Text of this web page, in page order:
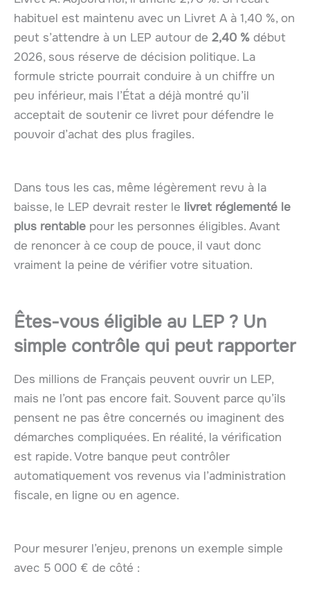
habituel est maintenu avec un Livret A à 1,40 %, on
peut s’attendre à un LEP autour de 2,40 % début
2026, sous réserve de décision politique. La
formule stricte pourrait conduire à un chiffre un
peu inférieur, mais l’État a déjà montré qu’il
acceptait de soutenir ce livret pour défendre le
pouvoir d’achat des plus fragiles.
Dans tous les cas, même légèrement revu à la
baisse, le LEP devrait rester le livret réglementé le
plus rentable pour les personnes éligibles. Avant
de renoncer à ce coup de pouce, il vaut donc
vraiment la peine de vérifier votre situation.
Êtes-vous éligible au LEP ? Un
simple contrôle qui peut rapporter
Des millions de Français peuvent ouvrir un LEP,
mais ne l’ont pas encore fait. Souvent parce qu’ils
pensent ne pas être concernés ou imaginent des
démarches compliquées. En réalité, la vérification
est rapide. Votre banque peut contrôler
automatiquement vos revenus via l’administration
fiscale, en ligne ou en agence.
Pour mesurer l’enjeu, prenons un exemple simple
avec 5 000 € de côté :